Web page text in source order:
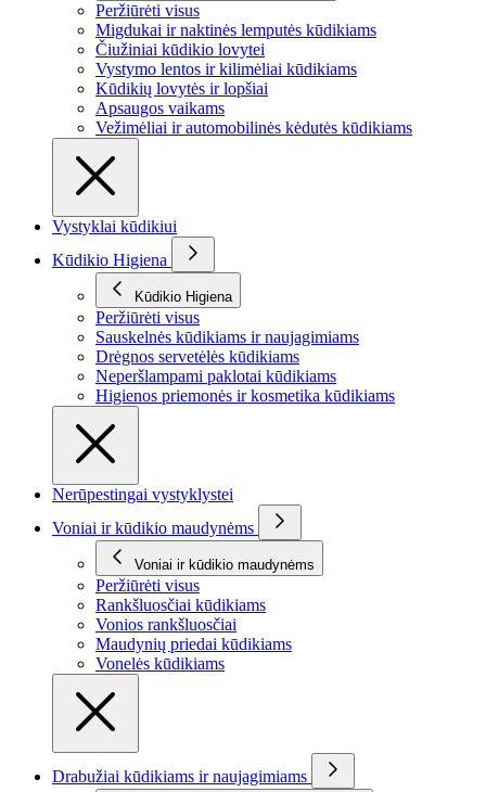
Peržiūrėti visus
Migdukai ir naktinės lemputės kūdikiams
Čiužiniai kūdikio lovytei
Vystymo lentos ir kilimėliai kūdikiams
Kūdikių lovytės ir lopšiai
Apsaugos vaikams
Vežimėliai ir automobilinės kėdutės kūdikiams
Vystyklai kūdikiui
Kūdikio Higiena
Kūdikio Higiena
Peržiūrėti visus
Sauskelnės kūdikiams ir naujagimiams
Drėgnos servetėlės kūdikiams
Neperšlampami paklotai kūdikiams
Higienos priemonės ir kosmetika kūdikiams
Nerūpestingai vystyklystei
Voniai ir kūdikio maudynėms
Voniai ir kūdikio maudynėms
Peržiūrėti visus
Rankšluosčiai kūdikiams
Vonios rankšluosčiai
Maudynių priedai kūdikiams
Vonelės kūdikiams
Drabužiai kūdikiams ir naujagimiams